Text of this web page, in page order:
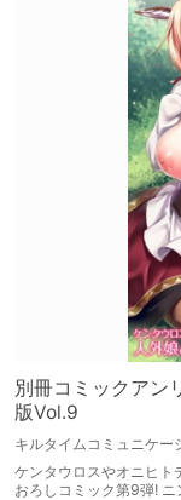
別冊コミックアン
版Vol.9
キルタイムコミュニケー
ケンタウロスやオニヒト
おろしコミック第9弾!